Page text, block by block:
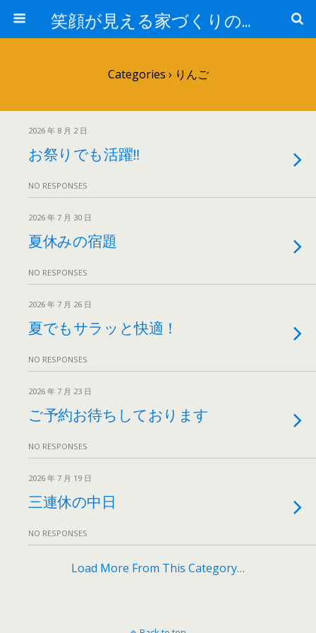
笑顔が見える家づくりの仕事人ブログ
Categories › りんご
2026 年 8 月 2 日
お祭りでも活躍‼
NO RESPONSES
2026 年 7 月 30 日
夏休みの宿題
NO RESPONSES
2026 年 7 月 26 日
夏でもサラッと快適！
NO RESPONSES
2026 年 7 月 23 日
ご予約お待ちしております
NO RESPONSES
2026 年 7 月 19 日
三連休の中日
NO RESPONSES
Load More From This Category…